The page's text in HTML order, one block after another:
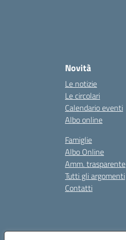
Novità
Le notizie
Le circolari
Calendario eventi
Albo online
Famiglie
Albo Online
Amm. trasparente
Tutti gli argomenti
Contatti